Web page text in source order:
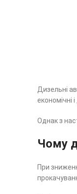
Дизельні
економічні
Однак з
Чому
При